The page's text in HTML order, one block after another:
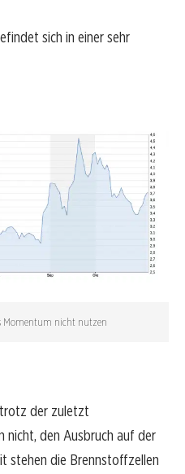
sich in einer sehr
Momentum nicht nutzen
der zuletzt
nicht, den Ausbruch auf der
stehen die Brennstoffzellen